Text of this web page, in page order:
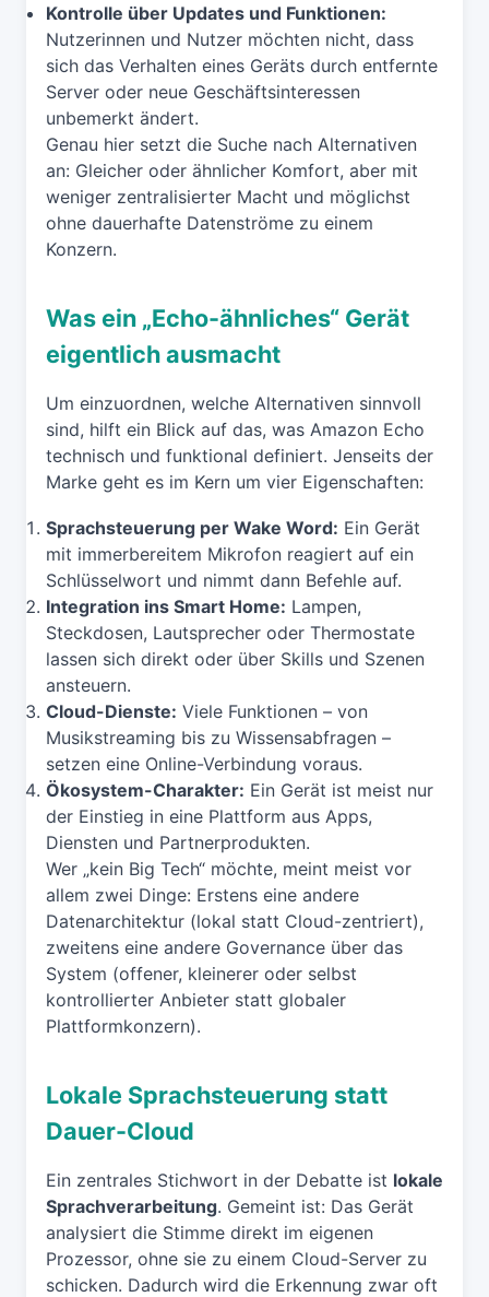
Kontrolle über Updates und Funktionen:
Nutzerinnen und Nutzer möchten nicht, dass
sich das Verhalten eines Geräts durch entfernte
Server oder neue Geschäftsinteressen
unbemerkt ändert.
Genau hier setzt die Suche nach Alternativen
an: Gleicher oder ähnlicher Komfort, aber mit
weniger zentralisierter Macht und möglichst
ohne dauerhafte Datenströme zu einem
Konzern.
Was ein „Echo-ähnliches“ Gerät
eigentlich ausmacht
Um einzuordnen, welche Alternativen sinnvoll
sind, hilft ein Blick auf das, was Amazon Echo
technisch und funktional definiert. Jenseits der
Marke geht es im Kern um vier Eigenschaften:
Sprachsteuerung per Wake Word: Ein Gerät
mit immerbereitem Mikrofon reagiert auf ein
Schlüsselwort und nimmt dann Befehle auf.
Integration ins Smart Home: Lampen,
Steckdosen, Lautsprecher oder Thermostate
lassen sich direkt oder über Skills und Szenen
ansteuern.
Cloud-Dienste: Viele Funktionen – von
Musikstreaming bis zu Wissensabfragen –
setzen eine Online-Verbindung voraus.
Ökosystem-Charakter: Ein Gerät ist meist nur
der Einstieg in eine Plattform aus Apps,
Diensten und Partnerprodukten.
Wer „kein Big Tech“ möchte, meint meist vor
allem zwei Dinge: Erstens eine andere
Datenarchitektur (lokal statt Cloud-zentriert),
zweitens eine andere Governance über das
System (offener, kleinerer oder selbst
kontrollierter Anbieter statt globaler
Plattformkonzern).
Lokale Sprachsteuerung statt
Dauer-Cloud
Ein zentrales Stichwort in der Debatte ist lokale
Sprachverarbeitung. Gemeint ist: Das Gerät
analysiert die Stimme direkt im eigenen
Prozessor, ohne sie zu einem Cloud-Server zu
schicken. Dadurch wird die Erkennung zwar oft